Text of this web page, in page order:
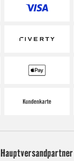
Hauptversandpartner